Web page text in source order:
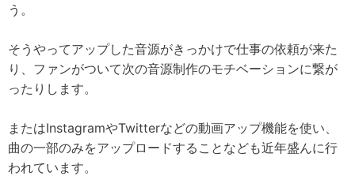
う。
そうやってアップした音源がきっかけで仕事の依頼が来た
り、ファンがついて次の音源制作のモチベーションに繋が
ったりします。
またはInstagramやTwitterなどの動画アップ機能を使い、
曲の一部のみをアップロードすることなども近年盛んに行
われています。